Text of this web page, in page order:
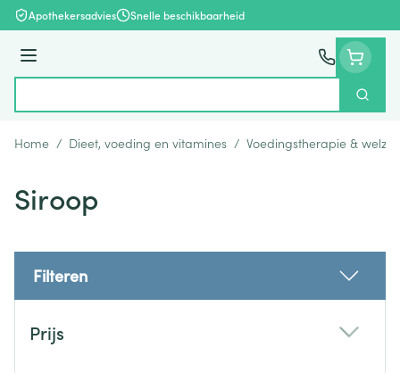
Ga naar de inhoud
Apothekersadvies Snelle beschikbaarheid
Menu
Zoek
Home / Dieet, voeding en vitamines / Voedingstherapie & welzijn
Siroop
Filteren
Prijs